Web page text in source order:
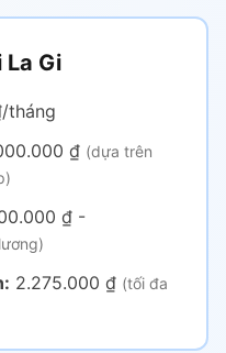
La Gi
tháng
₫ (dựa trên
₫ -
2.275.000 ₫ (tối đa